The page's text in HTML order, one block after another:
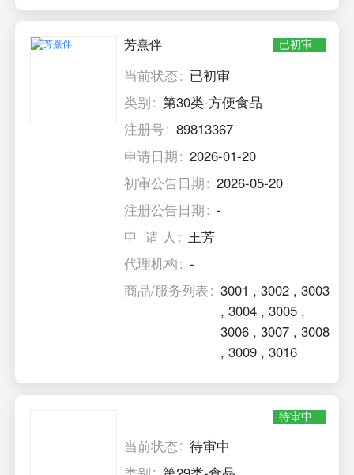
芳熹伴 已初审
当前状态
已初审
类别
第30类-方便食品
注册号
89813367
申请日期
2026-01-20
初审公告日期
2026-05-20
注册公告日期
-
申 请 人
王芳
代理机构
-
商品/服务列表
3001 ,3002 ,3003
,3004 ,3005 ,
3006 ,3007 ,3008
,3009 ,3016
待审中
当前状态
待审中